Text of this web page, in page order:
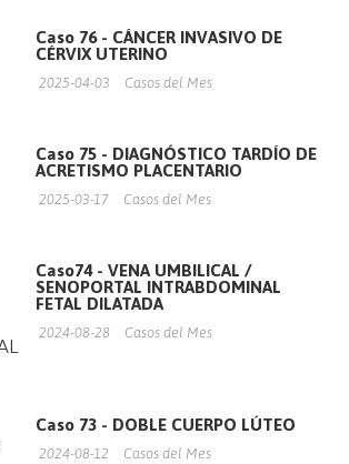
Caso 76 - CÁNCER INVASIVO DE
CÉRVIX UTERINO
2025-04-03 Casos del Mes
Caso 75 - DIAGNÓSTICO TARDÍO DE
ACRETISMO PLACENTARIO
2025-03-17 Casos del Mes
Caso74 - VENA UMBILICAL /
SENOPORTAL INTRABDOMINAL
FETAL DILATADA
2024-08-28 Casos del Mes
Caso 73 - DOBLE CUERPO LÚTEO
2024-08-12 Casos del Mes